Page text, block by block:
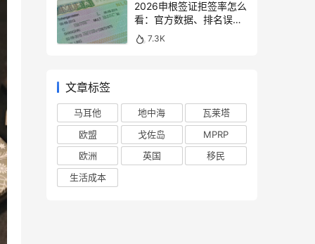
2026申根签证拒签率怎么
看：官方数据、排名误区
和申请避坑
7.3K
文章标签
马耳他 地中海
瓦莱塔
欧盟
戈佐岛
MPRP
欧洲
英国
移民
生活成本